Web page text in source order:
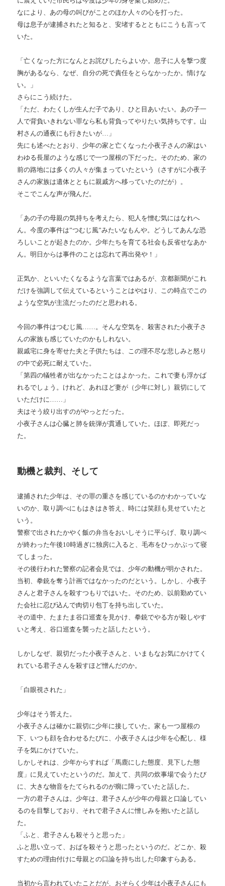
なにより、あの母の叫びがことのほか人々の心を打った。
母は息子が逮捕されたと知ると、安堵するとともにこうも言って
いた。
「亡くなった方になんとお詫びしたらよいか。息子に人を撃つ度
胸があるなら、なぜ、自分の死で責任をとらなかったか。情けな
い。」
さらにこう続けた。
「ただ、わたくしが生んだ子であり、ひと目あいたい。あの子一
人で背負いきれない罪なら私も背負ってやりたい気持ちです。山
村さんの通夜にも行きたいが…」
先にも述べたとおり、少年の家と亡くなった小夜子さんの家はい
わゆる長屋のような感じで一つ屋根の下だった。そのため、家の
前の路地には多くの人々が集まっていたという（さすがに小夜子
さんの家族は遺体とともに親戚方へ移っていたのだが）。
そこでこんな声が飛んだ。
「あの子の母親の気持ちを考えたら、犯人を憎む気にはなれへ
ん。今度の事件は”つむじ風”みたいなもんや。どうしてあんな恐
ろしいことが起きたのか。少年たちを育てる社会も反省せなあか
ん。明日からは事件のことは忘れて再出発や！」
正気か、といいたくなるような言葉ではあるが、京都新聞がこれ
だけを強調して伝えているということはやはり、この時点でこの
ような空気が主流だったのだと思われる。
今回の事件はつむじ風……。そんな空気を、殺害された小夜子さ
んの家族も感じていたのかもしれない。
親戚宅に身を寄せた夫と子供たちは、この理不尽な悲しみと怒り
の中で必死に耐えていた。
「第四の犠牲者が出なかったことはよかった。これで妻も浮かば
れるでしょう。けれど、あれほど妻が（少年に対し）親切にして
いただけに……」
夫はそう絞り出すのがやっとだった。
小夜子さんは心臓と肺を銃弾が貫通していた。ほぼ、即死だっ
た。
動機と裁判、そして
逮捕された少年は、その罪の重さを感じているのかわかっていな
いのか、取り調べにもはきはき答え、時には笑顔も見せていたと
いう。
警察で出されたかやく飯の弁当をおいしそうに平らげ、取り調べ
が終わった午後10時過ぎに独房に入ると、毛布をひっかぶって寝
てしまった。
その後行われた警察の記者会見では、少年の動機が明かされた。
当初、拳銃を奪う計画ではなかったのだという。しかし、小夜子
さんと君子さんを殺すつもりではいた。そのため、以前勤めてい
た会社に忍び込んで肉切り包丁を持ち出していた。
その道中、たまたま谷口巡査を見かけ、拳銃でやる方が殺しやす
いと考え、谷口巡査を襲ったと話したという。
しかしなぜ、親切だった小夜子さんと、いまもなお気にかけてく
れている君子さんを殺すほど憎んだのか。
「白眼視された」
少年はそう答えた。
小夜子さんは確かに親切に少年に接していた。家も一つ屋根の
下、いつも顔を合わせるたびに、小夜子さんは少年を心配し、様
子を気にかけていた。
しかしそれは、少年からすれば「馬鹿にした態度、見下した態
度」に見えていたというのだ。加えて、共同の炊事場で会うたび
に、大きな物音をたてられるのが癇に障っていたと話した。
一方の君子さんは。少年は、君子さんが少年の母親と口論してい
るのを目撃しており、それで君子さんに憎しみを抱いたと話し
た。
「ふと、君子さんも殺そうと思った」
ふと思い立って、おばを殺そうと思ったというのだ。どこか、殺
すための理由付けに母親との口論を持ち出した印象すらある。
当初から言われていたことだが、おそらく少年は小夜子さんにも